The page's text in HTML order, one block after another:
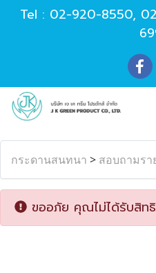
Tel : 02-920-8550,
กระดานสนทนา > สอบถามรา
ขออภัย คุณไม่ได้รับสิทธิ